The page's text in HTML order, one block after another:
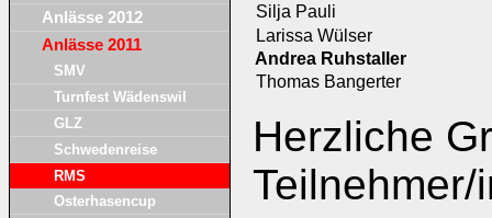
Anlässe 2012
Anlässe 2011
SMV
Turnfest Wädenswil
GLZ
Schwedenreise
RMS
Osterhasencup
Silja Pauli
Larissa Wülser
Andrea Ruhstaller
Thomas Bangerter
Herzliche
Teilnehmer/